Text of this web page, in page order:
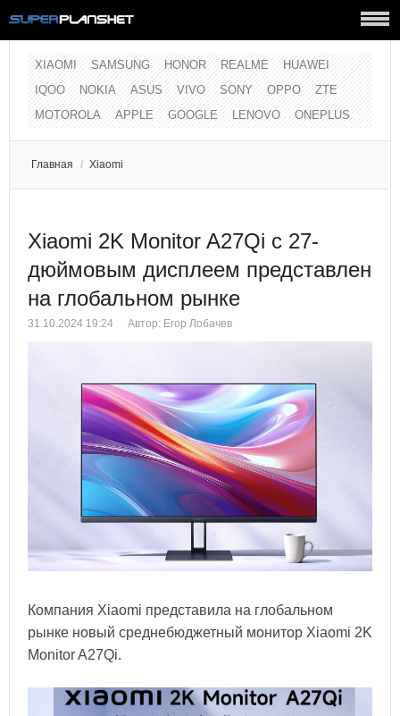
XIAOMI SAMSUNG HONOR REALME
HUAWEI
IQOO
NOKIA ASUS VIVO SONY OPPO
ZTE
MOTOROLA
APPLE GOOGLE LENOVO ONEPLUS
Главная / Xiaomi
Xiaomi 2K Monitor A27Qi с 27-
дюймовым дисплеем представлен
на глобальном рынке
31.10.2024 19:24 Автор: Егор Лобачев
Компания Xiaomi представила на глобальном
рынке новый среднебюджетный монитор Xiaomi 2K
Monitor A27Qi.